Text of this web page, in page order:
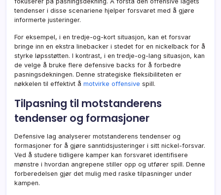
tendenser i disse scenariene hjelper forsvaret med å gjøre
informerte justeringer.
For eksempel, i en tredje-og-kort situasjon, kan et forsvar
bringe inn en ekstra linebacker i stedet for en nickelback for å
styrke løpsstøtten. I kontrast, i en tredje-og-lang situasjon, kan
de velge å bruke flere defensive backs for å forbedre
pasningsdekningen. Denne strategiske fleksibiliteten er
nøkkelen til effektivt å motvirke offensive spill.
Tilpasning til motstanderens
tendenser og formasjoner
Defensive lag analyserer motstanderens tendenser og
formasjoner for å gjøre sanntidsjusteringer i sitt nickel-forsvar.
Ved å studere tidligere kamper kan forsvaret identifisere
mønstre i hvordan angrepene stiller opp og utfører spill. Denne
forberedelsen gjør det mulig med raske tilpasninger under
kampen.